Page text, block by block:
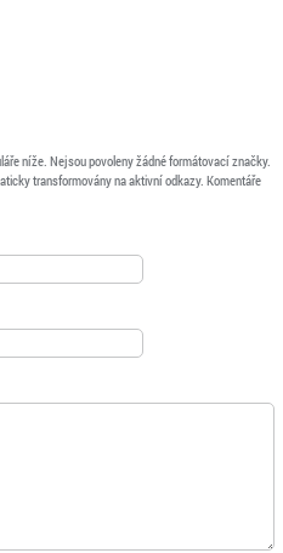
níže. Nejsou povoleny žádné formátovací značky.
transformovány na aktivní odkazy. Komentáře